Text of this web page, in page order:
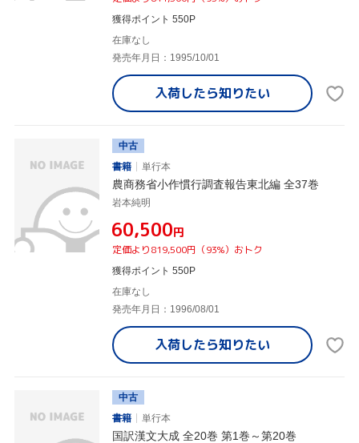
獲得ポイント 550P
在庫なし
発売年月日：1995/10/01
入荷したら知りたい
中古
書籍
単行本
農商務省小作慣行調査報告東北編 全37巻
岩本純明
¥60,500円
定価より819,500円（93%）おトク
獲得ポイント 550P
在庫なし
発売年月日：1996/08/01
入荷したら知りたい
中古
書籍
単行本
国訳漢文大成 全20巻 第1巻～第20巻